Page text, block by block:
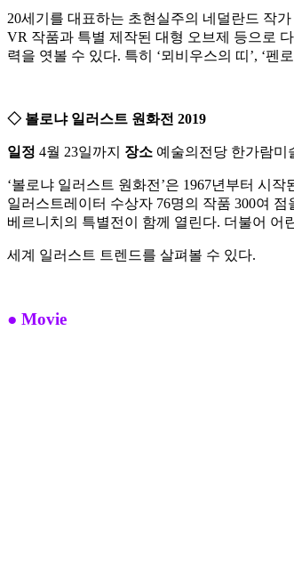
20세기를 대표하는 초현실주의 네덜란드 작
VR 작품과 특별 제작된 대형 오브제 등으로
력을 엿볼 수 있다. 특히 ‘뫼비우스의 띠’, ‘
◇ 볼로냐 일러스트 원화전 2019
일정 4월 23일까지 장소 예술의전당 한가람미
‘볼로냐 일러스트 원화전’은 1967년부터 시
일러스트레이터 수상자 76명의 작품 300여
베르니치의 특별전이 함께 열린다. 더불어 어
세계 일러스트 트렌드를 살펴볼 수 있다.
● Movie